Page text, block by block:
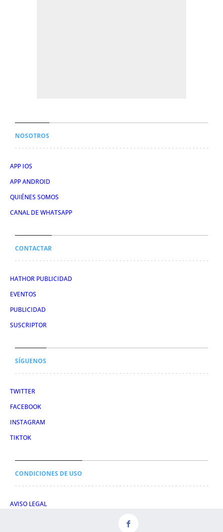
NOSOTROS
APP IOS
APP ANDROID
QUIÉNES SOMOS
CANAL DE WHATSAPP
CONTACTAR
HATHOR PUBLICIDAD
EVENTOS
PUBLICIDAD
SUSCRIPTOR
SÍGUENOS
TWITTER
FACEBOOK
INSTAGRAM
TIKTOK
CONDICIONES DE USO
AVISO LEGAL